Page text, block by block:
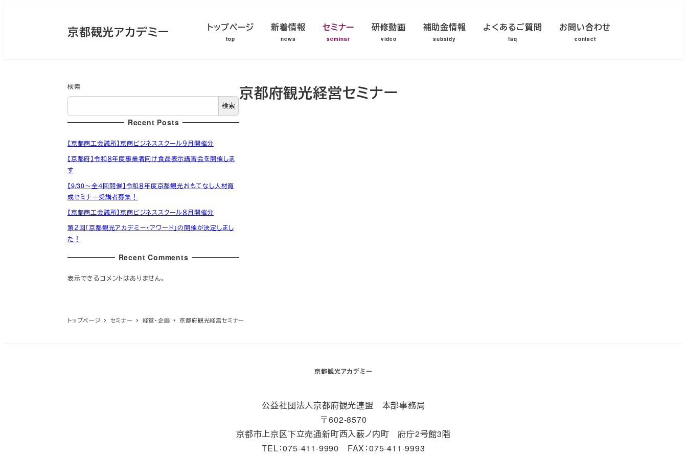
京都観光アカデミー トップページ 新着情報 セミナー 研修動画 補助金情報 よくあるご質問 お問い合わせ
京都府観光経営セミナー
検索
検索
Recent Posts
【京都商工会議所】京商ビジネススクール９月開催分
【京都府】令和８年度事業者向け食品表示講習会を開催しま
す
【9/30～全４回開催】令和８年度京都観光おもてなし人材育
成セミナー受講者募集！
【京都商工会議所】京商ビジネススクール８月開催分
第２回「京都観光アカデミー・アワード」の開催が決定しまし
た！
Recent Comments
表示できるコメントはありません。
トップページ セミナー 経営・企画 京都府観光経営セミナー
京都観光アカデミー
公益社団法人京都府観光連盟 本部事務局
〒602-8570
京都市上京区下立売通新町西入薮ノ内町 府庁2号館3階
TEL：075-411-9990 FAX：075-411-9993